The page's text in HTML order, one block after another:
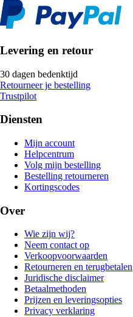
Levering en retour
30 dagen bedenktijd
Retourneer je bestelling
Trustpilot
Diensten
Mijn account
Helpcentrum
Volg mijn bestelling
Bestelling retourneren
Kortingscodes
Over
Wie zijn wij?
Neem contact op
Verkoopvoorwaarden
Retourneren en terugbetalen
Juridische disclaimer
Betaalmethoden
Prijzen en leveringsopties
Privacy verklaring